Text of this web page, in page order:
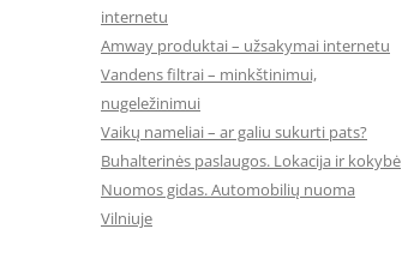
internetu
Amway produktai – užsakymai internetu
Vandens filtrai – minkštinimui,
nugeležinimui
Vaikų nameliai – ar galiu sukurti pats?
Buhalterinės paslaugos. Lokacija ir kokybė
Nuomos gidas. Automobilių nuoma
Vilniuje